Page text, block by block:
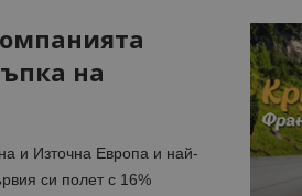
на
и Източна Европа и най-
си полет с 16%